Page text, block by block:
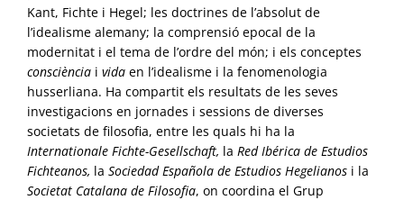
Kant, Fichte i Hegel; les doctrines de l’absolut de
l’idealisme alemany; la comprensió epocal de la
modernitat i el tema de l’ordre del món; i els conceptes
consciència i vida en l’idealisme i la fenomenologia
husserliana. Ha compartit els resultats de les seves
investigacions en jornades i sessions de diverses
societats de filosofia, entre les quals hi ha la
Internationale Fichte-Gesellschaft, la Red Ibérica de Estudios
Fichteanos, la Sociedad Española de Estudios Hegelianos i la
Societat Catalana de Filosofia, on coordina el Grup